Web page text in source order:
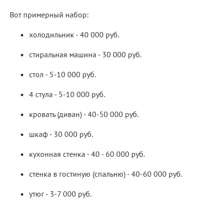
Вот примерный набор:
холодильник - 40 000 руб.
стиральная машина - 30 000 руб.
стол - 5-10 000 руб.
4 стула - 5-10 000 руб.
кровать (диван) - 40-50 000 руб.
шкаф - 30 000 руб.
кухонная стенка - 40 - 60 000 руб.
стенка в гостиную (спальню) - 40-60 000 руб.
утюг - 3-7 000 руб.